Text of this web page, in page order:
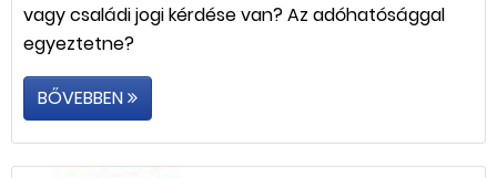
vagy családi jogi kérdése van? Az adóhatósággal
egyeztetne?
BŐVEBBEN